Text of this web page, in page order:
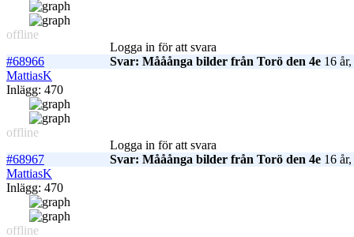
offline
Logga in för att svara
#68966
Svar: Mååånga bilder från Torö den 4e 16
MattiasK
Inlägg: 470
offline
Logga in för att svara
#68967
Svar: Mååånga bilder från Torö den 4e 16
MattiasK
Inlägg: 470
offline